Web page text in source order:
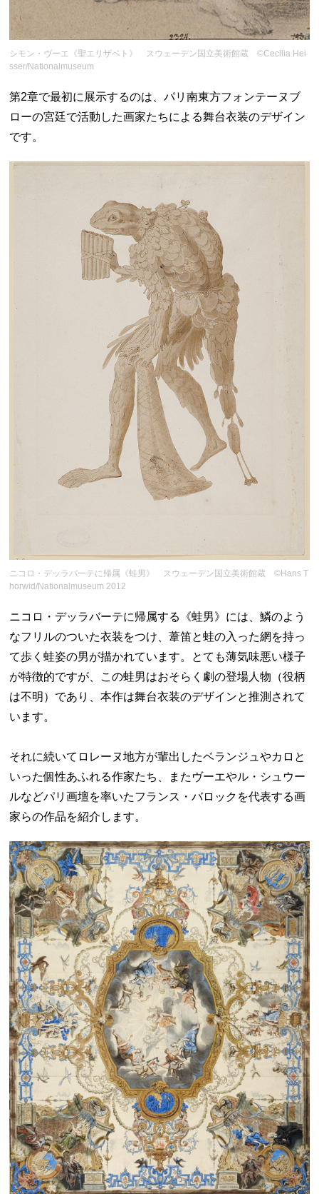
シモン・ヴーエ《聖エリザベト》 スウェーデン国立美術館蔵 ©Cecilia Hei
sser/Nationalmuseum
第2章で最初に展示するのは、パリ南東方フォンテーヌブ
ローの宮廷で活動した画家たちによる舞台衣装のデザイン
です。
ニコロ・デッラバーテに帰属《蛙男》 スウェーデン国立美術館蔵 ©Hans T
horwid/Nationalmuseum 2012
ニコロ・デッラバーテに帰属する《蛙男》には、鱗のよう
なフリルのついた衣装をつけ、葦笛と蛙の入った網を持っ
て歩く蛙姿の男が描かれています。とても薄気味悪い様子
が特徴的ですが、この蛙男はおそらく劇の登場人物（役柄
は不明）であり、本作は舞台衣装のデザインと推測されて
います。
それに続いてロレーヌ地方が輩出したベランジュやカロと
いった個性あふれる作家たち、またヴーエやル・シュウー
ルなどパリ画壇を率いたフランス・バロックを代表する画
家らの作品を紹介します。